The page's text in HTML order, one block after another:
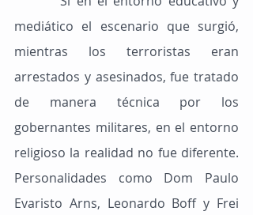
mediático el escenario que surgió,
mientras los terroristas eran
arrestados y asesinados, fue tratado
de manera técnica por los
gobernantes militares, en el entorno
religioso la realidad no fue diferente.
Personalidades como Dom Paulo
Evaristo Arns, Leonardo Boff y Frei